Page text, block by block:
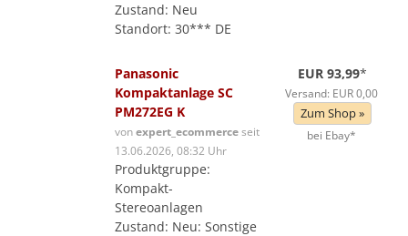
Zustand: Neu
Standort: 30*** DE
Panasonic
Kompaktanlage SC
PM272EG K
vonexpert_ecommerceseit
13.06.2026, 08:32 Uhr
Produktgruppe:
Kompakt-
Stereoanlagen
Zustand: Neu: Sonstige
EUR 93,99*
Versand: EUR 0,00
Zum Shop »
bei Ebay*